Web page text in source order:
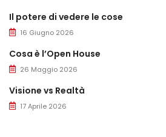
Il potere di vedere le cose
16 Giugno 2026
Cosa è l’Open House
26 Maggio 2026
Visione vs Realtà
17 Aprile 2026